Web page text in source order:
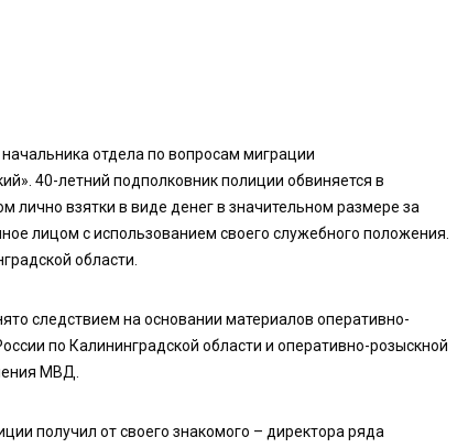
отдела по вопросам миграции
40-летний подполковник полиции обвиняется в
взятки в виде денег в значительном размере за
лицом с использованием своего служебного положения.
области.
следствием на основании материалов оперативно-
по Калининградской области и оперативно-розыскной
МВД.
получил от своего знакомого – директора ряда